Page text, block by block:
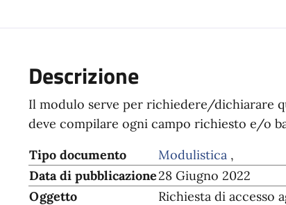
Descrizione
Il modulo serve per richiedere/dichiarare
deve compilare ogni campo richiesto e/o
Tipo documento
Modulistica ,
Data di pubblicazione28 Giugno 2022
Oggetto
Richiesta di accesso